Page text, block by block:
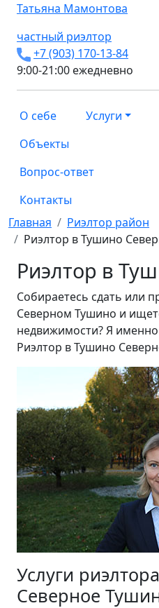
Татьяна Мамонтова
частный риэлтор
+7 (903) 170-13-84
9:00-21:00 ежедневно
О себе Услуги
Объекты
Вопрос-ответ
Контакты
Главная
Риэлтор район
Риэлтор в Тушино
Риэлтор в
Собираетесь сдать или
Северном Тушино и
недвижимости? Я
Риэлтор в Тушино
Услуги
Северное